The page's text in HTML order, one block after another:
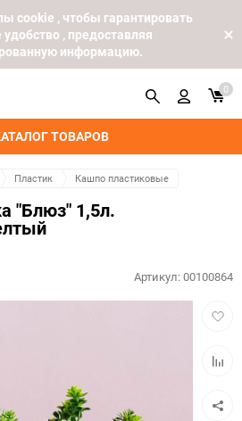
cookie , чтобы гарантировать
, предоставляя
информацию.
ТОВАРОВ
0
Пластик Кашпо пластиковые
"Блюз" 1,5л.
Артикул:00100864